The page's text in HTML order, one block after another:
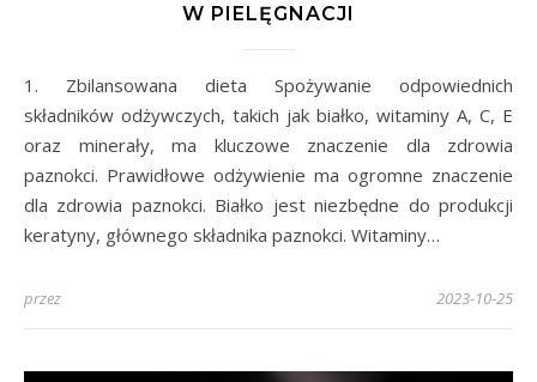
W PIELĘGNACJI
1. Zbilansowana dieta Spożywanie odpowiednich
składników odżywczych, takich jak białko, witaminy A, C, E
oraz minerały, ma kluczowe znaczenie dla zdrowia
paznokci. Prawidłowe odżywienie ma ogromne znaczenie
dla zdrowia paznokci. Białko jest niezbędne do produkcji
keratyny, głównego składnika paznokci. Witaminy…
przez 2023-10-25